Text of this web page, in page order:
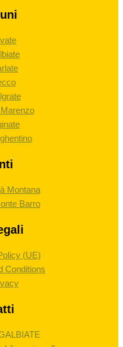
Montana
Barro
(UE)
Conditions